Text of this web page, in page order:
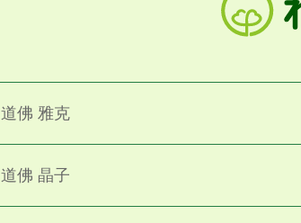
道佛 雅克
道佛 晶子